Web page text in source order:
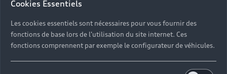
Action de Service EA 189
Audi Assistance
Campagne de rappel Airbag Takata
Carrières
Devis & RDV entretien en ligne
Opérateurs indépendants
Réseau Audi
Recevez toute l'actualité Audi
Cookies Essentiels
Les cookies essentiels sont nécessaires pour vous fournir des
fonctions de base lors de l'utilisation du site internet. Ces
fonctions comprennent par exemple le configurateur de véhicules.